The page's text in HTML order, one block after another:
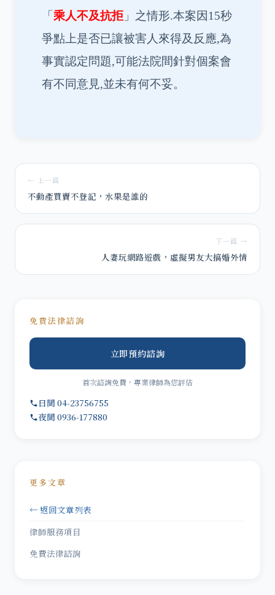
「 乘人不及抗拒 」之情形.本案因15秒
爭點上是否已讓被害人來得及反應,為
事實認定問題,可能法院間針對個案會
有不同意見,並未有何不妥。
← 上一篇
不動產買賣不登記，水果是誰的
下一篇 →
人妻玩網路遊戲，虛擬男友大搞婚外情
免費法律諮詢
立即預約諮詢
首次諮詢免費，專業律師為您評估
日間 04-23756755
夜間 0936-177880
更多文章
← 返回文章列表
律師服務項目
免費法律諮詢